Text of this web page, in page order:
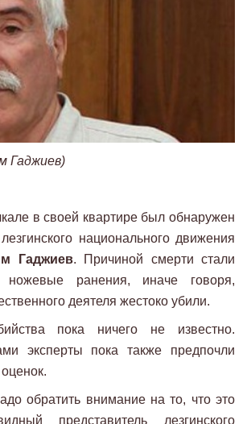
Гаджиев)
в своей квартире был обнаружен
национального движения
Гаджиев. Причиной смерти стали
ножевые ранения, иначе говоря,
деятеля жестоко убили.
пока ничего не известно.
эксперты пока также предпочли
обратить внимание на то, что это
представитель лезгинского